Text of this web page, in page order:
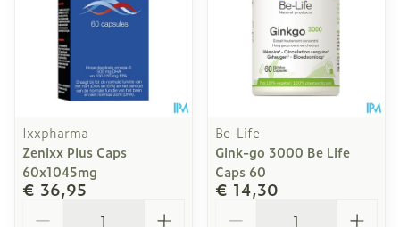
Ixxpharma
Zenixx Plus Caps
60x1045mg
€ 36,95
Be-Life
Gink-go 3000 Be Life
Caps 60
€ 14,30